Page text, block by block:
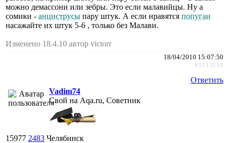
можно демассони или зебры. Это если малавийцы. Ну а
сомики - анциструсы пару штук. А если нравятся попугаи
насажайте их штук 5-6 , только без Малави.
Изменено 18.4.10 автор victorr
18/04/2010 15:07:50
#1113110
Ответить
Vadim74
Свой на Aqa.ru, Советник
15977 2483 Челябинск